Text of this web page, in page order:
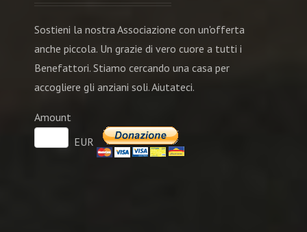
Sostieni la nostra Associazione con un'offerta
anche piccola. Un grazie di vero cuore a tutti i
Benefattori. Stiamo cercando una casa per
accogliere gli anziani soli. Aiutateci.
Amount
EUR